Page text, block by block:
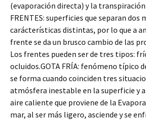
(evaporación directa) y la
FRENTES: superficies que separan dos
carácterísticas distintas, por lo que a
frente se da un brusco cambio de las
Los frentes pueden ser de tres tipos:
ocluidos.GOTA FRÍA: fenómeno típico
se forma cuando coinciden tres
atmósfera inestable en la superficie y
aire caliente que proviene de la
mar, al ser más ligero, asciende y se